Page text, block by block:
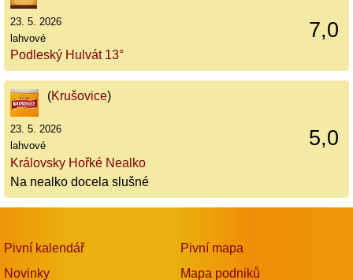
7,0
23. 5. 2026
lahvové
Podleský Hulvát 13°
(Krušovice)
5,0
23. 5. 2026
lahvové
Královsky Hořké Nealko
Na nealko docela slušné
Pivní kalendář
Novinky
Pivní mapa
Mapa podniků